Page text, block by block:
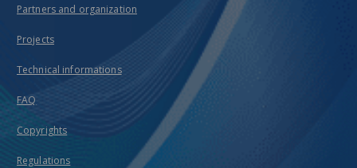
Partners and organization
Projects
Technical informations
FAQ
Copyrights
Regulations